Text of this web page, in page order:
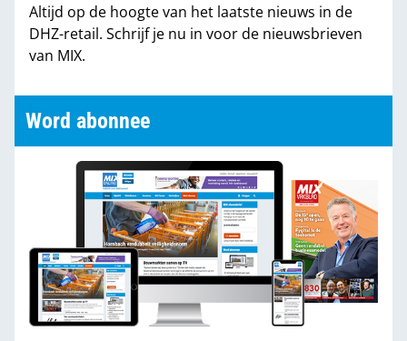
Altijd op de hoogte van het laatste nieuws in de
DHZ-retail. Schrijf je nu in voor de nieuwsbrieven
van MIX.
Word abonnee